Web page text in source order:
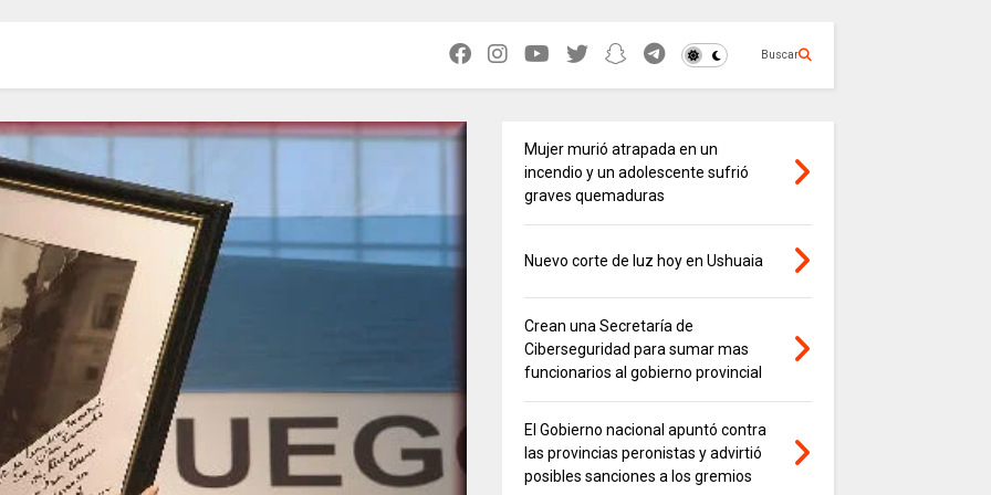
Buscar
Mujer murió atrapada en un
incendio y un adolescente sufrió
graves quemaduras
Nuevo corte de luz hoy en Ushuaia
Crean una Secretaría de
Ciberseguridad para sumar mas
funcionarios al gobierno provincial
El Gobierno nacional apuntó contra
las provincias peronistas y advirtió
posibles sanciones a los gremios